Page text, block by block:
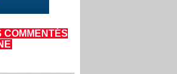
COMMENTÉS